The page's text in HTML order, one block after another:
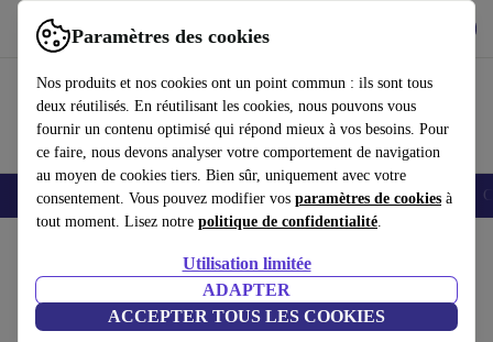
Paramètres des cookies
Nos produits et nos cookies ont un point commun : ils sont tous
deux réutilisés. En réutilisant les cookies, nous pouvons vous
fournir un contenu optimisé qui répond mieux à vos besoins. Pour
ce faire, nous devons analyser votre comportement de navigation
au moyen de cookies tiers. Bien sûr, uniquement avec votre
consentement. Vous pouvez modifier vos paramètres de cookies à
tout moment. Lisez notre politique de confidentialité.
Utilisation limitée
ADAPTER
ACCEPTER TOUS LES COOKIES
Utilisez refurbed rapidement et facilement
Smartphones Laptops Tablettes Montres connectées Accessoires
Cisco 7940G téléphone IP unifié
Noir